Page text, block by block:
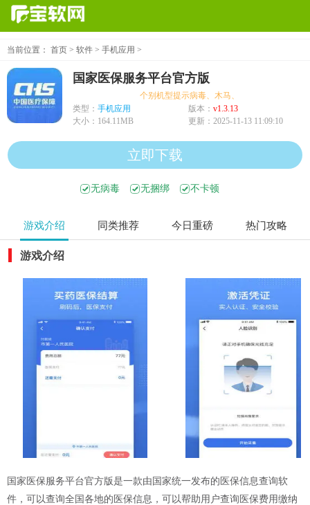
当前位置： 首页 > 软件 > 手机应用 >
国家医保服务平台官方版
个别机型提示病毒、木马、危险，均为误报可放
类型： 手机应用 版本： v1.3.13
大小： 164.11MB 更新： 2025-11-13 11:09:10
立即下载
无病毒 无捆绑 不卡顿
游戏介绍 同类推荐 今日重磅 热门攻略
游戏介绍
国家医保服务平台官方版是一款由国家统一发布的医保信息查询软
件，可以查询全国各地的医保信息，可以帮助用户查询医保费用缴纳